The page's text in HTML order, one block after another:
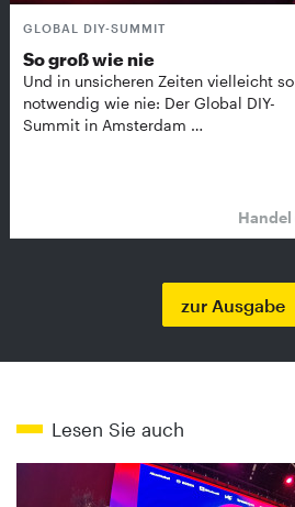
GLOBAL DIY-SUMMIT
So groß wie nie
Und in unsicheren Zeiten vielleicht so
notwendig wie nie: Der Global DIY-
Summit in Amsterdam …
Handel
zur Ausgabe
Lesen Sie auch